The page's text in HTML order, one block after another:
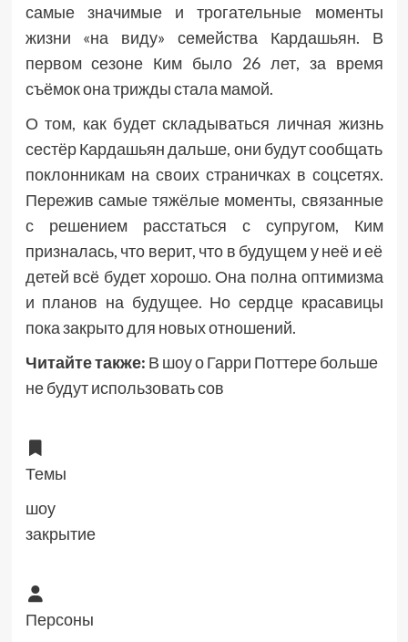
самые значимые и трогательные моменты
жизни «на виду» семейства Кардашьян. В
первом сезоне Ким было 26 лет, за время
съёмок она трижды стала мамой.
О том, как будет складываться личная жизнь
сестёр Кардашьян дальше, они будут сообщать
поклонникам на своих страничках в соцсетях.
Пережив самые тяжёлые моменты, связанные
с решением расстаться с супругом, Ким
призналась, что верит, что в будущем у неё и её
детей всё будет хорошо. Она полна оптимизма
и планов на будущее. Но сердце красавицы
пока закрыто для новых отношений.
Читайте также: В шоу о Гарри Поттере больше
не будут использовать сов
Темы
шоу
закрытие
Персоны